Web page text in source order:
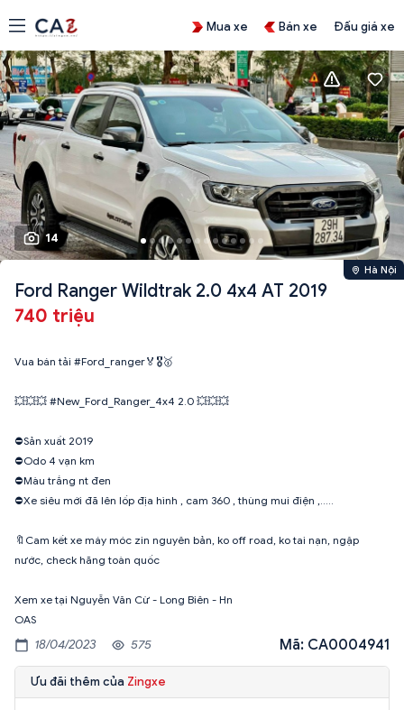
Mua xe Bán xe Đấu giá xe
14
Hà Nội
Ford Ranger Wildtrak 2.0 4x4 AT 2019
740 triệu
Vua bán tải #Ford_ranger🏅🎖️🥇
💥💥💥 #New_Ford_Ranger_4x4 2.0 💥💥💥
⛔️Sản xuất 2019
⛔️Odo 4 vạn km
⛔️Màu trắng nt đen
⛔️Xe siêu mới đã lên lốp địa hình , cam 360 , thùng mui điện ,…..
🔖Cam kết xe máy móc zin nguyên bản, ko off road, ko tai nạn, ngập
nước, check hãng toàn quốc
Xem xe tại Nguyễn Văn Cừ - Long Biên - Hn
OAS
18/04/2023 575 Mã: CA0004941
Ưu đãi thêm của Zingxe